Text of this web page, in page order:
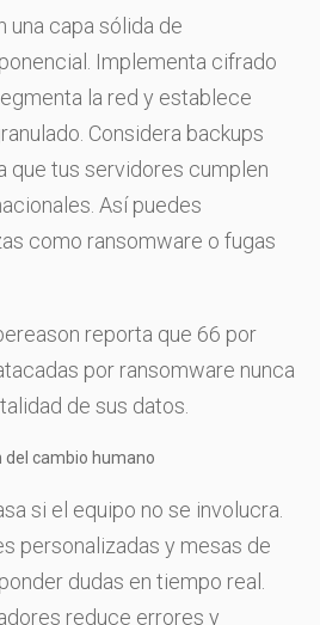
una capa sólida de
Implementa cifrado
la red y establece
Considera backups
que tus servidores cumplen
Así puedes
como ransomware o fugas
reporta que 66 por
por ransomware nunca
de sus datos.
del cambio humano
si el equipo no se involucra.
personalizadas y mesas de
dudas en tiempo real.
reduce errores y